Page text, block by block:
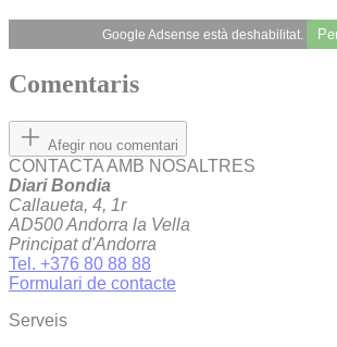
Google Adsense està deshabilitat.
Comentaris
Afegir nou comentari
CONTACTA AMB NOSALTRES
Diari Bondia
Callaueta, 4, 1r
AD500 Andorra la Vella
Principat d'Andorra
Tel. +376 80 88 88
Formulari de contacte
Serveis